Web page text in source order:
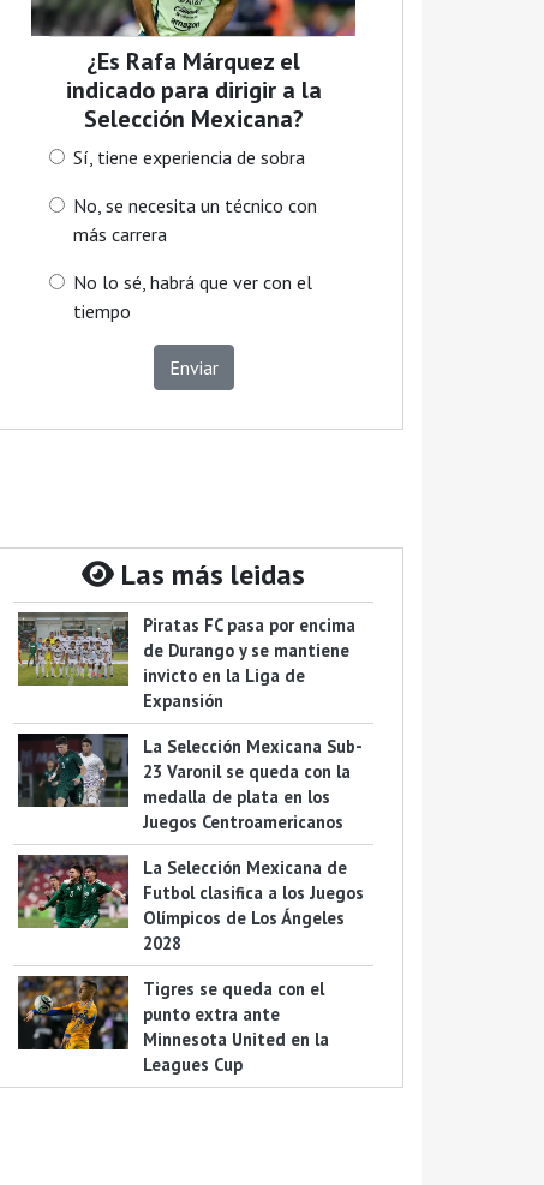
¿Es Rafa Márquez el
indicado para dirigir a la
Selección Mexicana?
Sí, tiene experiencia de sobra
No, se necesita un técnico con
más carrera
No lo sé, habrá que ver con el
tiempo
Enviar
Las más leidas
Piratas FC pasa por encima
de Durango y se mantiene
invicto en la Liga de
Expansión
La Selección Mexicana Sub-
23 Varonil se queda con la
medalla de plata en los
Juegos Centroamericanos
La Selección Mexicana de
Futbol clasifica a los Juegos
Olímpicos de Los Ángeles
2028
Tigres se queda con el
punto extra ante
Minnesota United en la
Leagues Cup